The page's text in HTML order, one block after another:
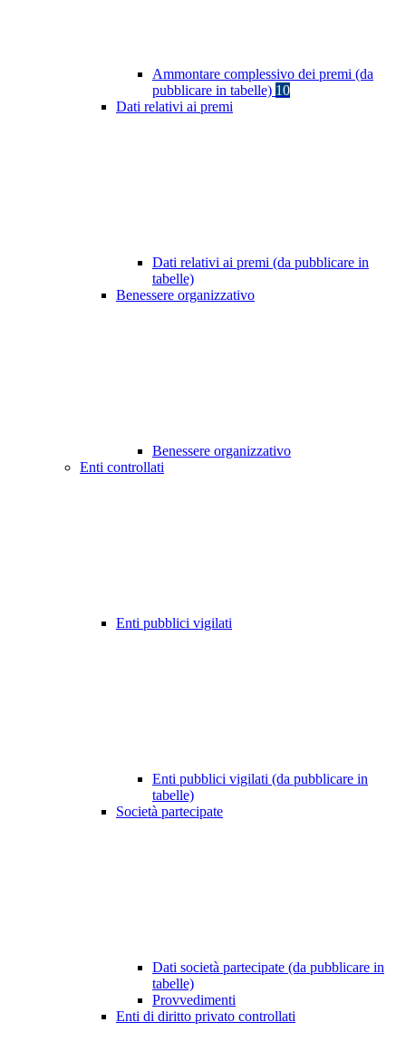
Ammontare complessivo dei premi (da
pubblicare in tabelle) 10
Dati relativi ai premi
Dati relativi ai premi (da pubblicare in
tabelle)
Benessere organizzativo
Benessere organizzativo
Enti controllati
Enti pubblici vigilati
Enti pubblici vigilati (da pubblicare in
tabelle)
Società partecipate
Dati società partecipate (da pubblicare in
tabelle)
Provvedimenti
Enti di diritto privato controllati